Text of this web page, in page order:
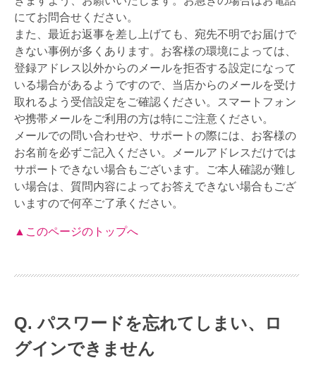
にてお問合せください。
また、最近お返事を差し上げても、宛先不明でお届けで
きない事例が多くあります。お客様の環境によっては、
登録アドレス以外からのメールを拒否する設定になって
いる場合があるようですので、当店からのメールを受け
取れるよう受信設定をご確認ください。スマートフォン
や携帯メールをご利用の方は特にご注意ください。
メールでの問い合わせや、サポートの際には、お客様の
お名前を必ずご記入ください。メールアドレスだけでは
サポートできない場合もございます。ご本人確認が難し
い場合は、質問内容によってお答えできない場合もござ
いますので何卒ご了承ください。
▲このページのトップへ
パスワードを忘れてしまい、ロ
グインできません